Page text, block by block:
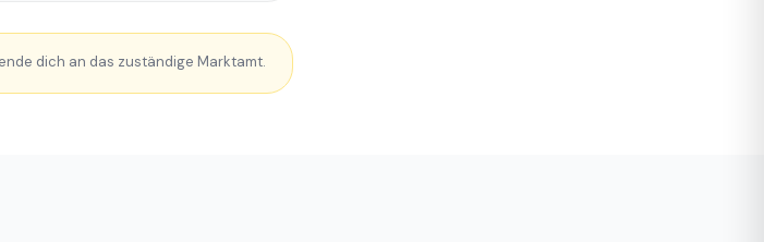
dich an das zuständige Marktamt.